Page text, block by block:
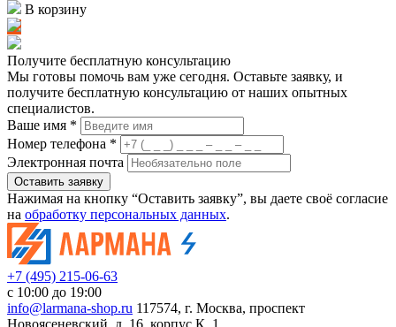
В корзину
Получите бесплатную консультацию
Мы готовы помочь вам уже сегодня. Оставьте заявку, и
получите бесплатную консультацию от наших опытных
специалистов.
Ваше имя *
Номер телефона *
Электронная почта
Оставить заявку
Нажимая на кнопку “Оставить заявку”, вы даете своё согласие
на обработку персональных данных.
+7 (495) 215-06-63
с 10:00 до 19:00
info@larmana-shop.ru 117574, г. Москва, проспект